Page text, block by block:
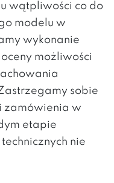
wątpliwości co do
modelu w
wykonanie
możliwości
sobie
zamówienia w
etapie
nie